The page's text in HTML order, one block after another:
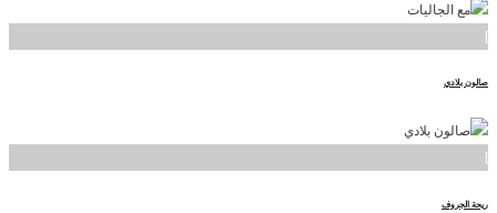
]
صالون بلادي
]
ريحة الجروف